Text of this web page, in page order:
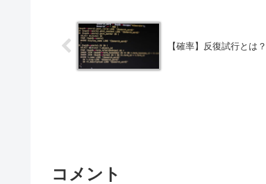
【確率】反復試行とは
コメント